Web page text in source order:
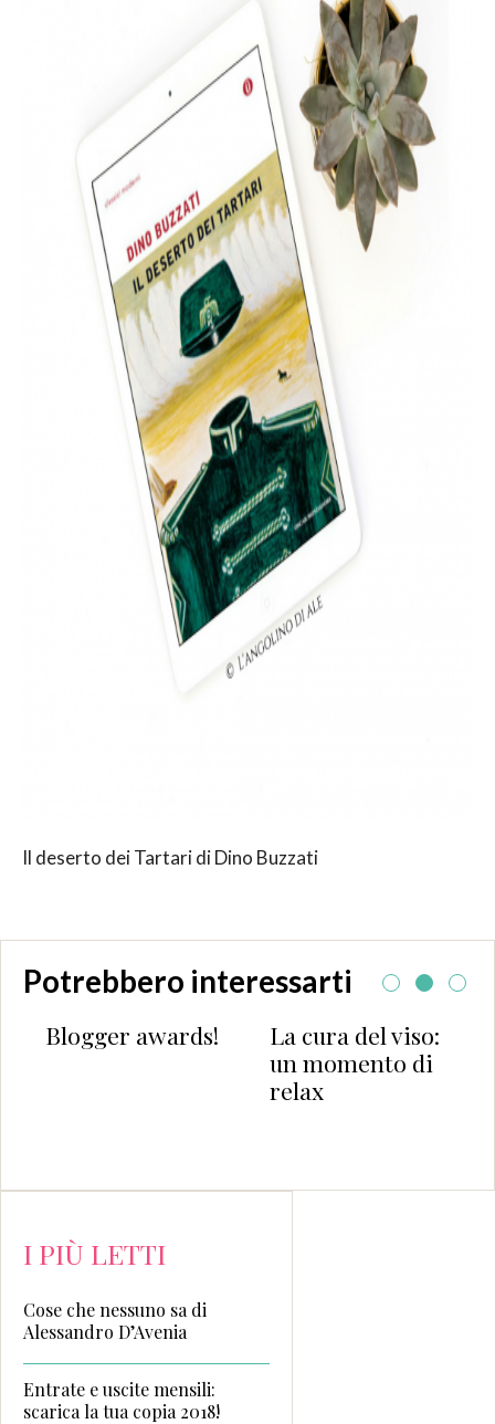
Il deserto dei Tartari di Dino Buzzati
Potrebbero interessarti
awards!
La cura del viso:
un momento di
Stare
I PIÙ LETTI
Cose che nessuno sa di
Alessandro D’Avenia
Entrate e uscite mensili:
scarica la tua copia 2018!